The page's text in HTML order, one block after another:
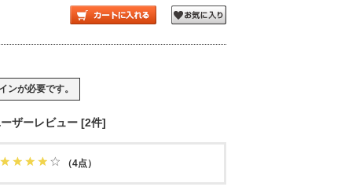
ンが必要です。
ザーレビュー [2件]
（4点）